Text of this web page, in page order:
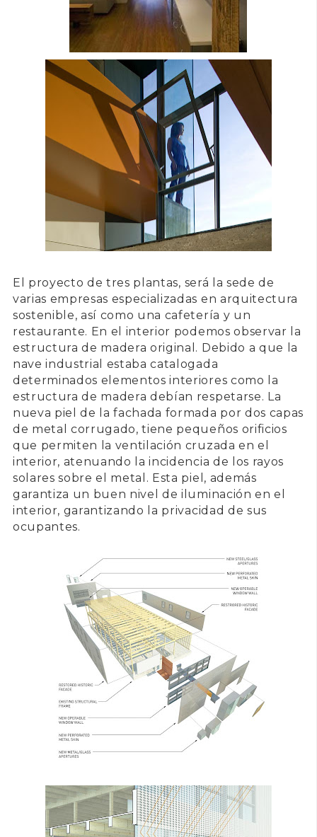
El proyecto de tres plantas, será la sede de
varias empresas especializadas en arquitectura
sostenible, así como una cafetería y un
restaurante. En el interior podemos observar la
estructura de madera original. Debido a que la
nave industrial estaba catalogada
determinados elementos interiores como la
estructura de madera debían respetarse. La
nueva piel de la fachada formada por dos capas
de metal corrugado, tiene pequeños orificios
que permiten la ventilación cruzada en el
interior, atenuando la incidencia de los rayos
solares sobre el metal. Esta piel, además
garantiza un buen nivel de iluminación en el
interior, garantizando la privacidad de sus
ocupantes.